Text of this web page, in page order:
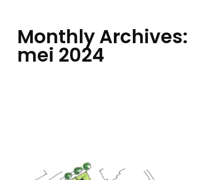
Monthly Archives:
mei 2024